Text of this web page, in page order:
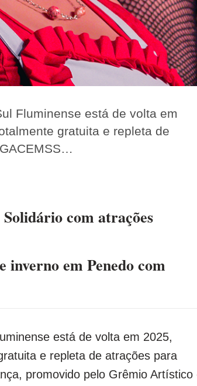
Fluminense está de volta em
gratuita e repleta de
com atrações
em Penedo com
está de volta em 2025,
e repleta de atrações para
promovido pelo Grêmio Artístico